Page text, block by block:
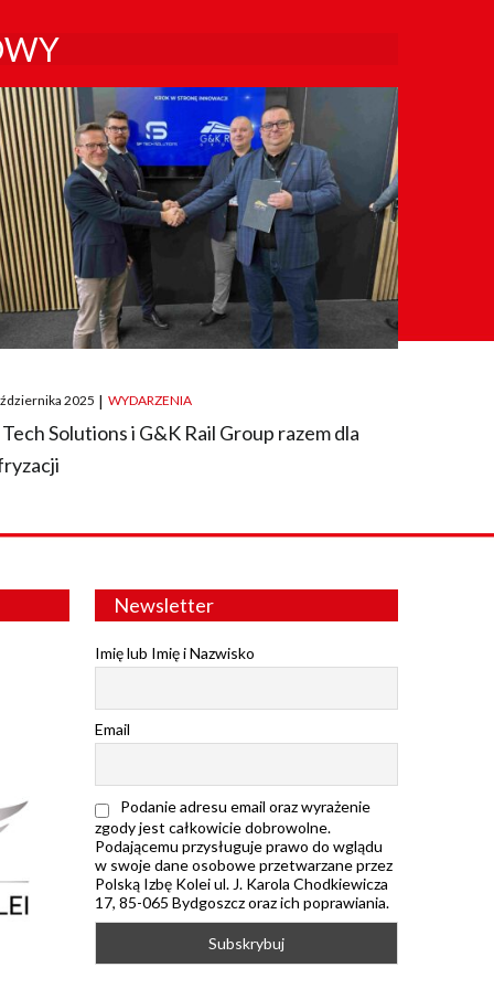
2025 | WYDARZENIA
Tech Solutions i G&K Rail Group razem dla
Newsletter
Imię lub Imię i Nazwisko
Email
Podanie adresu email oraz wyrażenie
zgody jest całkowicie dobrowolne.
Podającemu przysługuje prawo do wglądu
w swoje dane osobowe przetwarzane przez
Polską Izbę Kolei ul. J. Karola Chodkiewicza
17, 85-065 Bydgoszcz oraz ich poprawiania.